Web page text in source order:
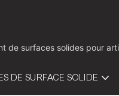
de surfaces solides pour
DE SURFACE SOLIDE